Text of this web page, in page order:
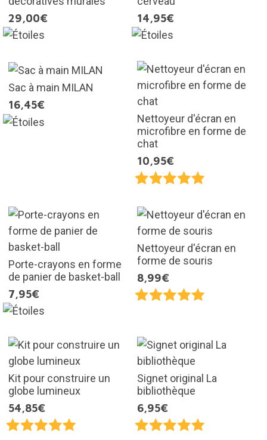
29,00€
14,95€
Sac à main MILAN
16,45€
Nettoyeur d'écran en
microfibre en forme de
chat
10,95€
Porte-crayons en forme
de panier de basket-ball
7,95€
Nettoyeur d'écran en
forme de souris
8,99€
Kit pour construire un
globe lumineux
54,85€
Signet original La
bibliothèque
6,95€